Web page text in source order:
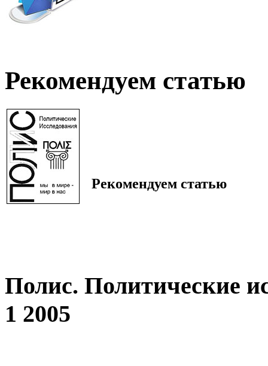
Рекомендуем статью
Рекомендуем статью
Полис. Политические
1 2005